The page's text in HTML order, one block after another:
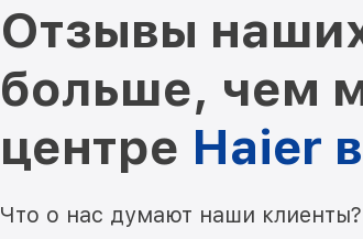
Отзывы
больше, чем
центре Haier
Что о нас думают наши клиенты?